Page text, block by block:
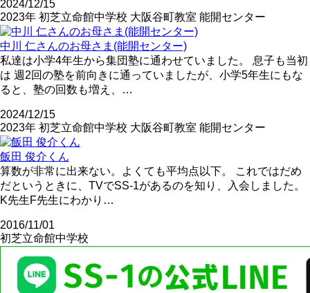
2024/12/15
2023年 初芝立命館中学校 大阪谷町教室 能開センター
中川 仁さんのお母さま(能開センター)
私達は小学4年生から集団塾に通わせていました。 息子も当初
は 週2回の塾を前向きに通っていましたが、小学5年生にもな
ると、塾の回数も増え、…
2024/12/15
2023年 初芝立命館中学校 大阪谷町教室 能開センター
飯田 俊介くん
算数が非常に出来ない。よくても平均点以下。 これではだめ
だというときに、TVでSS-1があるのを知り、入会しました。
K先生F先生にわかり…
2016/11/01
初芝立命館中学校